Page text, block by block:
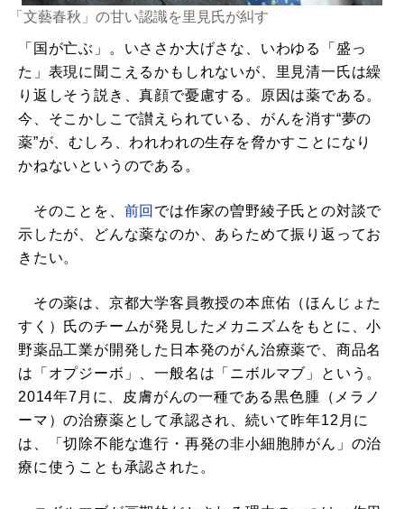
「文藝春秋」の甘い認識を里見氏が糾す
「国が亡ぶ」。いささか大げさな、いわゆる「盛っ
た」表現に聞こえるかもしれないが、里見清一氏は繰
り返しそう説き、真顔で憂慮する。原因は薬である。
今、そこかしこで讃えられている、がんを消す“夢の
薬”が、むしろ、われわれの生存を脅かすことになり
かねないというのである。
そのことを、 前回 では作家の曽野綾子氏との対談で
示したが、どんな薬なのか、あらためて振り返ってお
きたい。
その薬は、京都大学客員教授の本庶佑（ほんじょた
すく）氏のチームが発見したメカニズムをもとに、小
野薬品工業が開発した日本発のがん治療薬で、商品名
は「オプジーボ」、一般名は「ニボルマブ」という。
2014年7月に、皮膚がんの一種である黒色腫（メラノ
ーマ）の治療薬として承認され、続いて昨年12月に
は、「切除不能な進行・再発の非小細胞肺がん」の治
療に使うことも承認された。